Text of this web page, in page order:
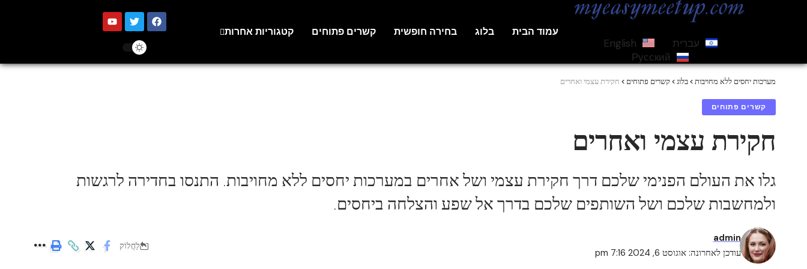
עברית
English
Русский
עמוד הבית בלוג בחירה חופשית קשרים פתוחים קטגוריות אחרות
מערכות יחסים ללא מחויבות>בלוג>קשרים פתוחים > חקירת עצמי ואחרים
קשרים פתוחים
חקירת עצמי ואחרים
גלו את העולם הפנימי שלכם דרך חקירת עצמי ושל אחרים במערכות יחסים ללא מחויבות. התנסו בחדירה לרגשות
ולמחשבות שלכם ושל השותפים שלכם בדרך אל שפע והצלחה ביחסים.
עודכן לאחרונה: אוגוסט 6, 2024 7:16 pm
admin
לַחֲלוֹק